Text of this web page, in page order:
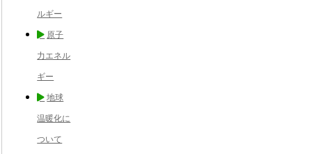
ルギー
原子
力エネル
ギー
地球
温暖化に
ついて